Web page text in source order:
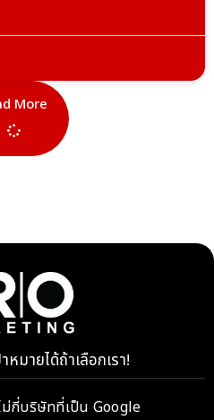
More
มายได้ถ้าเลือกเรา!
กี่บริษัทที่เป็น Google